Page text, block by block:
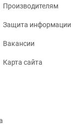
Производителям
Защита информации
Вакансии
Карта сайта